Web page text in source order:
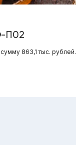
П02
863,1 тыс. рублей.